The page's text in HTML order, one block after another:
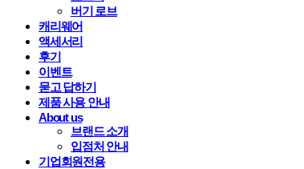
버기 로브
캐리웨어
액세서리
후기
이벤트
묻고 답하기
제품 사용 안내
About us
브랜드 소개
입점처 안내
기업회원전용